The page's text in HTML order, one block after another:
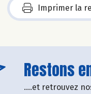
Imprimer la
Restons
....et retrouvez